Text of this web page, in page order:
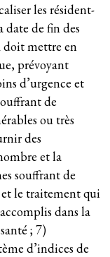
les résident-
date de fin des
doit mettre en
prévoyant
d’urgence et
de
ou très
des
et la
souffrant de
le traitement qui
dans la
; 7)
d’indices de